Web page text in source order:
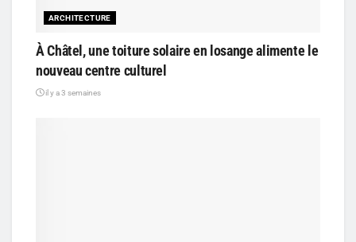
ARCHITECTURE
À Châtel, une toiture solaire en losange alimente le
nouveau centre culturel
il y a 3 semaines